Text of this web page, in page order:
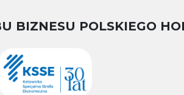
BIZNESU POLSKIEGO